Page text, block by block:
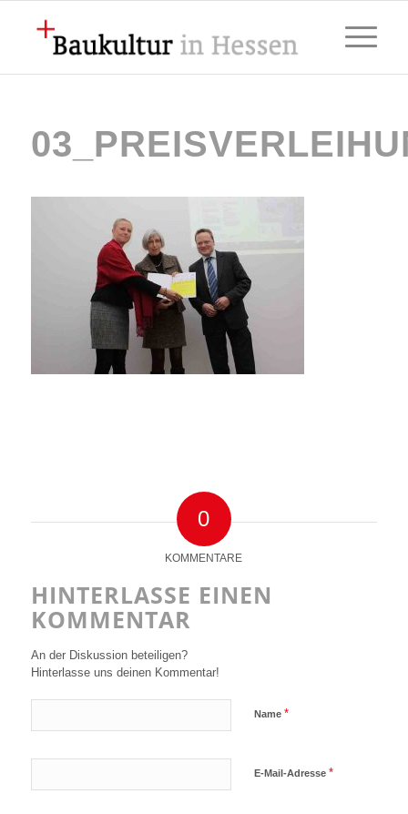
0
KOMMENTARE
HINTERLASSE EINEN
KOMMENTAR
An der Diskussion beteiligen?
Hinterlasse uns deinen Kommentar!
Name *
E-Mail-Adresse *